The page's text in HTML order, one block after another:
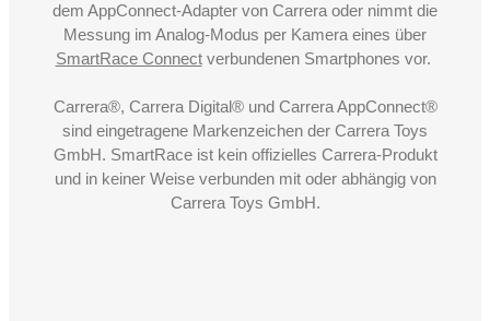
dem AppConnect-Adapter von Carrera oder nimmt die
Messung im Analog-Modus per Kamera eines über
SmartRace Connectverbundenen Smartphones vor.
Carrera®, Carrera Digital® und Carrera AppConnect®
sind eingetragene Markenzeichen der Carrera Toys
GmbH. SmartRace ist kein offizielles Carrera-Produkt
und in keiner Weise verbunden mit oder abhängig von
Carrera Toys GmbH.